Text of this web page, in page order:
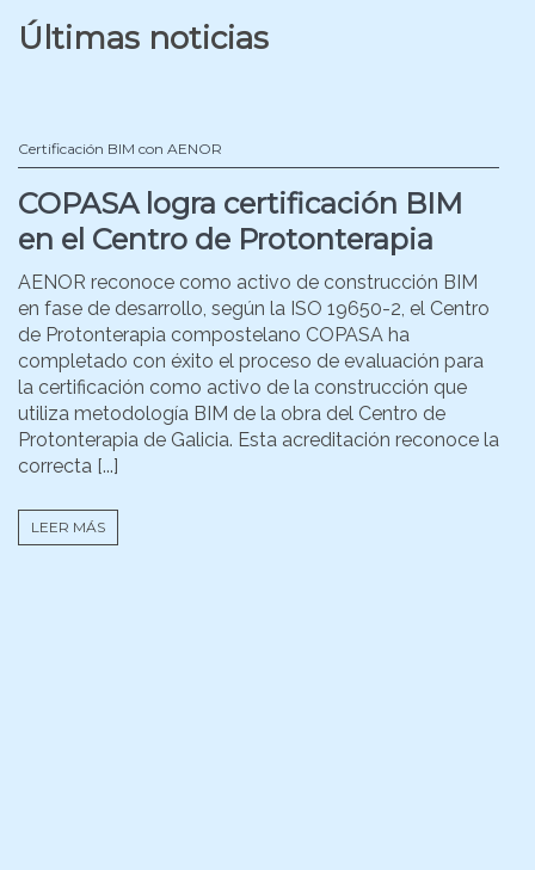
Últimas noticias
Certificación BIM con AENOR
COPASA logra certificación BIM
en el Centro de Protonterapia
AENOR reconoce como activo de construcción BIM
en fase de desarrollo, según la ISO 19650-2, el Centro
de Protonterapia compostelano COPASA ha
completado con éxito el proceso de evaluación para
la certificación como activo de la construcción que
utiliza metodología BIM de la obra del Centro de
Protonterapia de Galicia. Esta acreditación reconoce la
correcta [...]
LEER MÁS